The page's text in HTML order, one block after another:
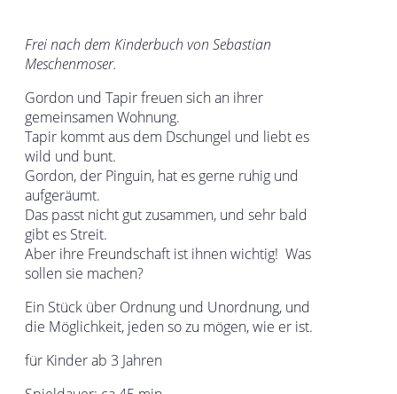
Frei nach dem Kinderbuch von Sebastian
Meschenmoser.
Gordon und Tapir freuen sich an ihrer
gemeinsamen Wohnung.
Tapir kommt aus dem Dschungel und liebt es
wild und bunt.
Gordon, der Pinguin, hat es gerne ruhig und
aufgeräumt.
Das passt nicht gut zusammen, und sehr bald
gibt es Streit.
Aber ihre Freundschaft ist ihnen wichtig! Was
sollen sie machen?
Ein Stück über Ordnung und Unordnung, und
die Möglichkeit, jeden so zu mögen, wie er ist.
für Kinder ab 3 Jahren